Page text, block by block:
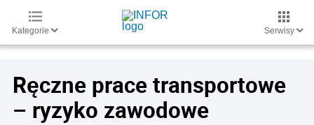
Kategorie Serwisy
Ręczne prace transportowe
– ryzyko zawodowe